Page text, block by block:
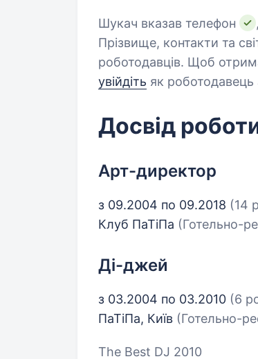
Шукач вказав телефон
Прізвище, контакти та
роботодавців. Щоб
увійдіть як роботодавець
Досвід
Арт-директор
з 09.2004 по 09.2018 (14
Клуб ПаТіПа (Готельно-
Ді-джей
з 03.2004 по 03.2010 (6
ПаТіПа, Київ (Готельно-
The Best DJ 2010